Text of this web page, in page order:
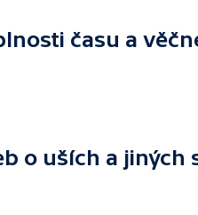
času a
o uších a jiných